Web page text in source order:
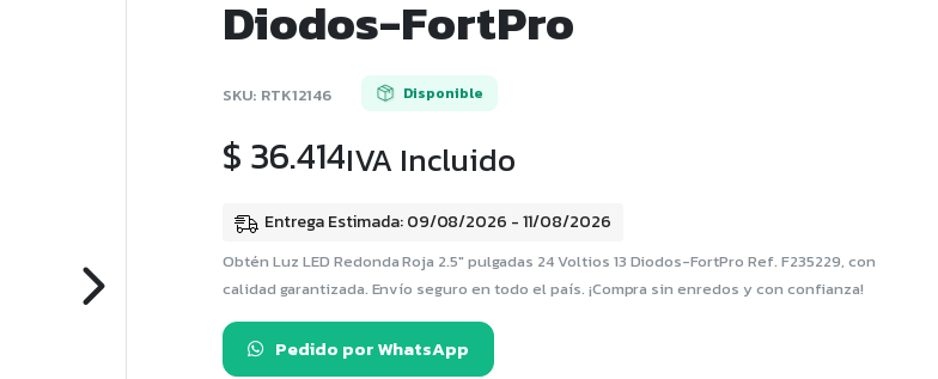
Diodos-FortPro
SKU: RTK12146 Disponible
$ 36.414IVA Incluido
Entrega Estimada: 09/08/2026 - 11/08/2026
Obtén Luz LED Redonda Roja 2.5″ pulgadas 24 Voltios 13 Diodos-FortPro Ref. F235229, con
calidad garantizada. Envío seguro en todo el país. ¡Compra sin enredos y con confianza!
Pedido por WhatsApp